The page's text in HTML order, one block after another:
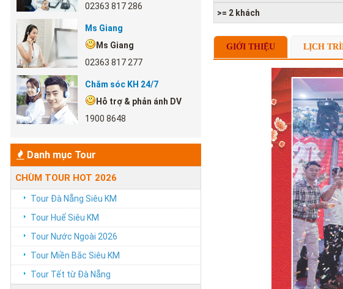
02363 817 286
Ms Giang
Ms Giang
02363 817 277
Chăm sóc KH 24/7
Hỗ trợ & phản ánh DV
1900 8648
Danh mục Tour
CHÙM TOUR HOT 2026
Tour Đà Nẵng Siêu KM
Tour Huế Siêu KM
Tour Nước Ngoài 2026
Tour Miền Bắc Siêu KM
Tour Tết từ Đà Nẵng
>= 2 khách
GIỚI THIỆU LỊCH